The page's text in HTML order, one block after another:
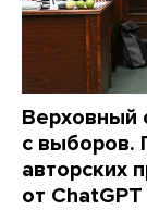
Верховный
с выборов.
авторских
от